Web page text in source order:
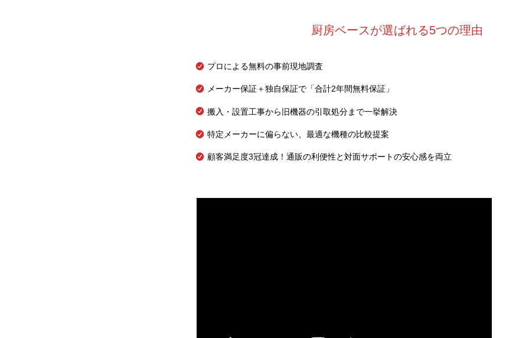
厨房ベースが選ばれる5つの理由
プロによる無料の事前現地調査
メーカー保証＋独自保証で「合計2年間無料保証」
搬入・設置工事から旧機器の引取処分まで一挙解決
特定メーカーに偏らない、最適な機種の比較提案
顧客満足度3冠達成！通販の利便性と対面サポートの安心感を両立